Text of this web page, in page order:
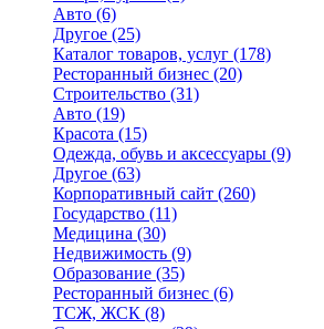
Авто (6)
Другое (25)
Каталог товаров, услуг (178)
Ресторанный бизнес (20)
Строительство (31)
Авто (19)
Красота (15)
Одежда, обувь и аксессуары (9)
Другое (63)
Корпоративный сайт (260)
Государство (11)
Медицина (30)
Недвижимость (9)
Образование (35)
Ресторанный бизнес (6)
ТСЖ, ЖСК (8)